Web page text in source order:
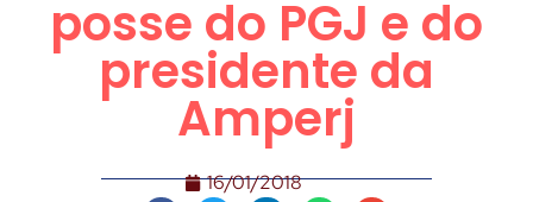
posse do PGJ e do
presidente da
Amperj
16/01/2018